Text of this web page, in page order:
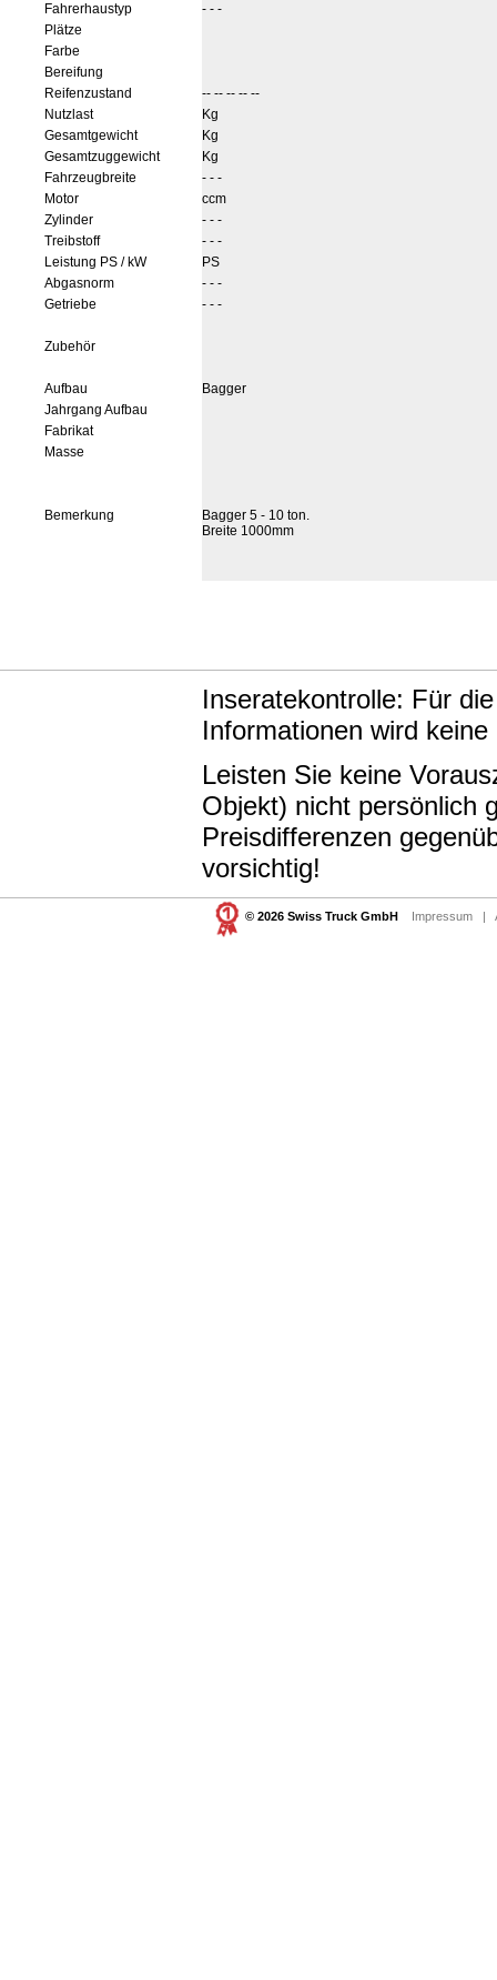
Fahrerhaustyp
- - -
Plätze
Farbe
Bereifung
Reifenzustand
-- -- -- -- --
Nutzlast
Kg
Gesamtgewicht
Kg
Gesamtzuggewicht
Kg
Fahrzeugbreite
- - -
Motor
ccm
Zylinder
- - -
Treibstoff
- - -
Leistung PS / kW
PS
Abgasnorm
- - -
Getriebe
- - -
Zubehör
Aufbau
Bagger
Jahrgang Aufbau
Fabrikat
Masse
Bemerkung
Bagger 5 - 10 ton.
Breite 1000mm
Inseratekontrolle: Für
Informationen wird
Leisten Sie keine
Objekt) nicht persönlich
Preisdifferenzen
vorsichtig!
© 2026 Swiss Truck GmbH Impressum |